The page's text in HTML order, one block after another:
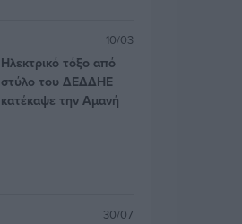
10/03
Ηλεκτρικό τόξο από
στύλο του ΔΕΔΔΗΕ
κατέκαψε την Αμανή
30/07